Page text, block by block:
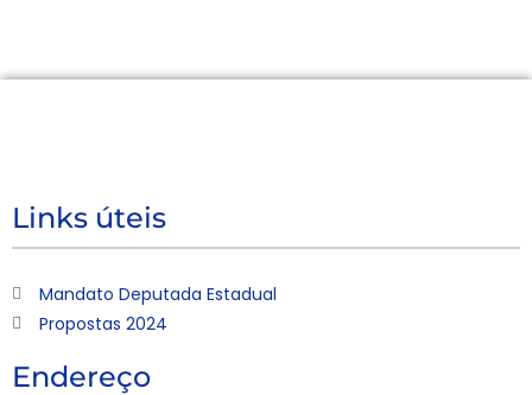
Links úteis
Mandato Deputada Estadual
Propostas 2024
Endereço